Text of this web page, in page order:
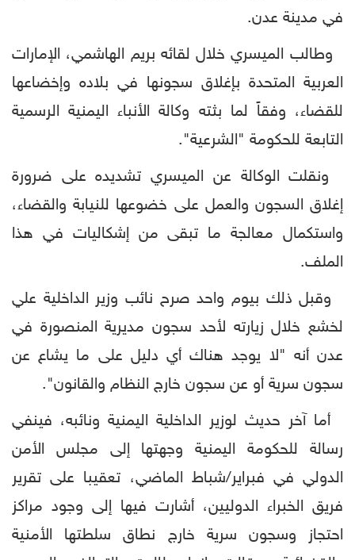
في مدينة عدن.
وطالب الميسري خلال لقائه بريم الهاشمي، الإمارات
العربية المتحدة بإغلاق سجونها في بلاده وإخضاعها
للقضاء، وفقاً لما بثته وكالة الأنباء اليمنية الرسمية
التابعة للحكومة "الشرعية".
ونقلت الوكالة عن الميسري تشديده على ضرورة
إغلاق السجون والعمل على خضوعها للنيابة والقضاء،
واستكمال معالجة ما تبقى من إشكاليات في هذا
الملف.
وقبل ذلك بيوم واحد صرح نائب وزير الداخلية علي
لخشع خلال زيارته لأحد سجون مديرية المنصورة في
عدن أنه "لا يوجد هناك أي دليل على ما يشاع عن
سجون سرية أو عن سجون خارج النظام والقانون".
أما آخر حديث لوزير الداخلية اليمنية ونائبه، فينفي
رسالة للحكومة اليمنية وجهتها إلى مجلس الأمن
الدولي في فبراير/شباط الماضي، تعقيبا على تقرير
فريق الخبراء الدوليين، أشارت فيها إلى وجود مراكز
احتجاز وسجون سرية خارج نطاق سلطتها الأمنية